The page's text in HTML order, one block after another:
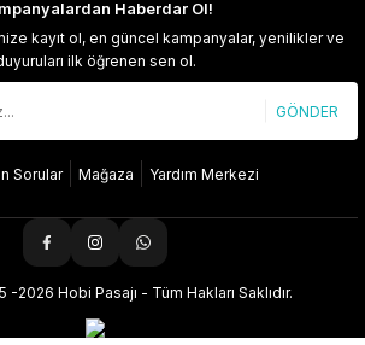
Haberdar Ol!
kayıt ol, en güncel kampanyalar, yenilikler ve
ilk öğrenen sen ol.
GÖNDER
Sorular Mağaza Yardım Merkezi
2026 Hobi Pasajı - Tüm Hakları Saklıdır.